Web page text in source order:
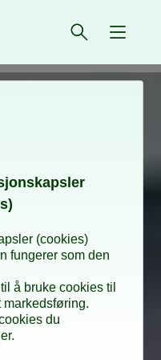
Åpne søk
{
(cookies)
fungerer som den
å bruke cookies til
du